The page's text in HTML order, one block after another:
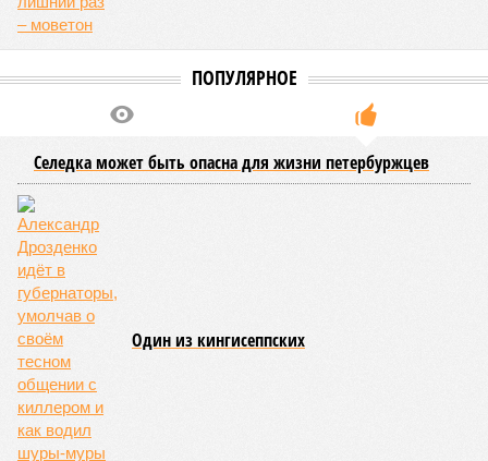
ПОПУЛЯРНОЕ
Селедка может быть опасна для жизни петербуржцев
Один из кингисеппских